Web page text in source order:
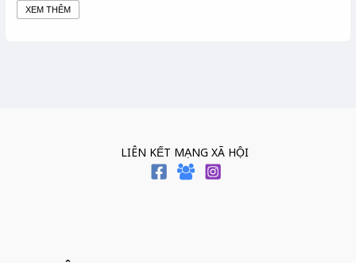
BÀ CHÚA THÀNH ĐÔNG
BÁNH CHƯNG BÁNH DẦY
BÁNH TRÁNG (1) BÁNH TRÔI BÁNH CHAY
XEM THÊM
LIÊN KẾT MẠNG XÃ HỘI